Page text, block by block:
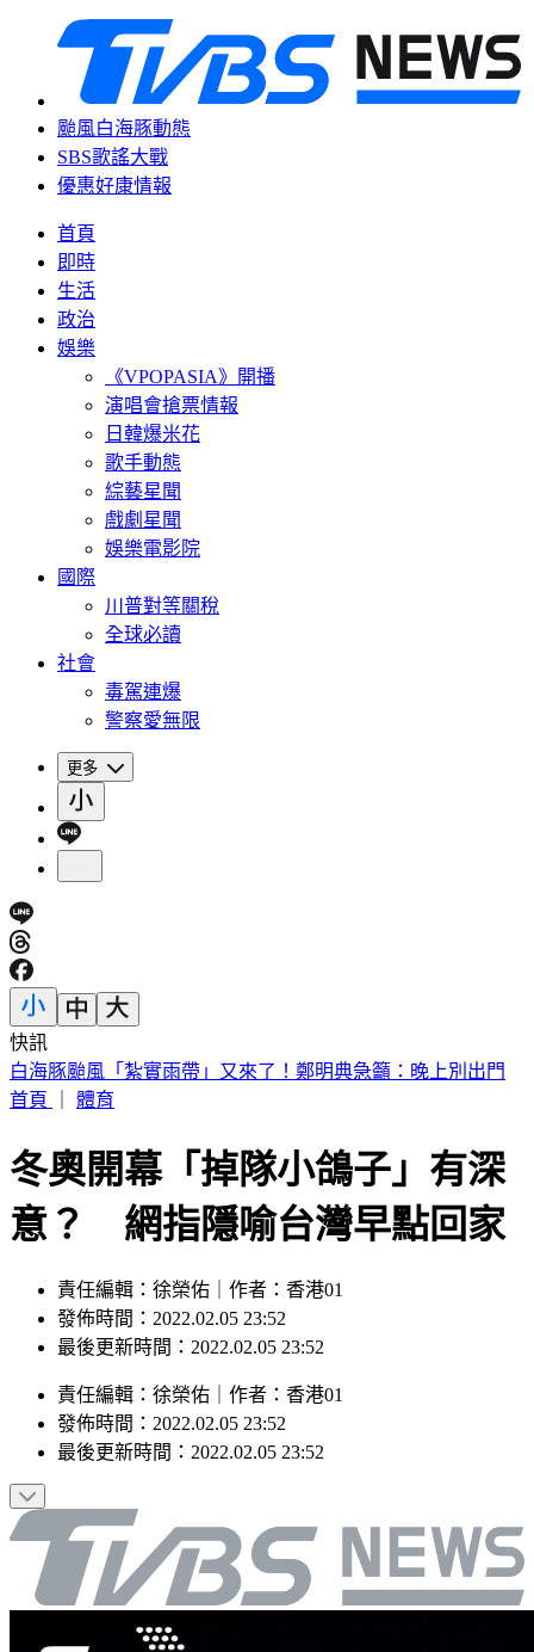
颱風白海豚動態
SBS歌謠大戰
優惠好康情報
首頁
即時
生活
政治
娛樂
《VPOPASIA》開播
演唱會搶票情報
日韓爆米花
歌手動態
綜藝星聞
戲劇星聞
娛樂電影院
國際
川普對等關稅
全球必讀
社會
毒駕連爆
警察愛無限
更多
快訊
別只看台積電！ 外媒點名「2檔AI設備股」快上車
首頁
體育
冬奧開幕「掉隊小鴿子」有深
意？ 網指隱喻台灣早點回家
責任編輯：徐榮佑｜作者：香港01
發佈時間：2022.02.05 23:52
最後更新時間：2022.02.05 23:52
責任編輯 ： 徐榮佑 作者 ： 香港01
發佈時間： 2022.02.05 23:52
最後更新時間： 2022.02.05 23:52